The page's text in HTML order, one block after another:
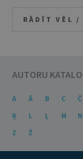
RĀDĪT VĒL /
AUTORU
A Ā B C Č
Ķ
L Ļ M N
Z
Ž